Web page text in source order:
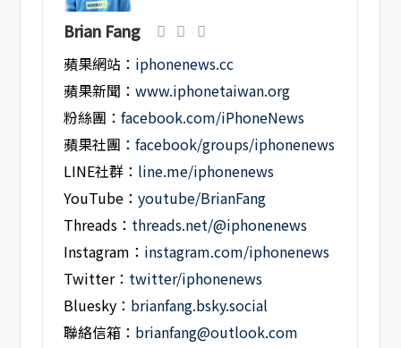
Brian Fang
蘋果網站： iphonenews.cc
蘋果新聞：www.iphonetaiwan.org
粉絲團：facebook.com/iPhoneNews
蘋果社團：facebook/groups/iphonenews
LINE社群： line.me/iphonenews
YouTube：youtube/BrianFang
Threads： threads.net/@iphonenews
Instagram： instagram.com/iphonenews
Twitter： twitter/iphonenews
Bluesky： brianfang.bsky.social
聯絡信箱： brianfang@outlook.com